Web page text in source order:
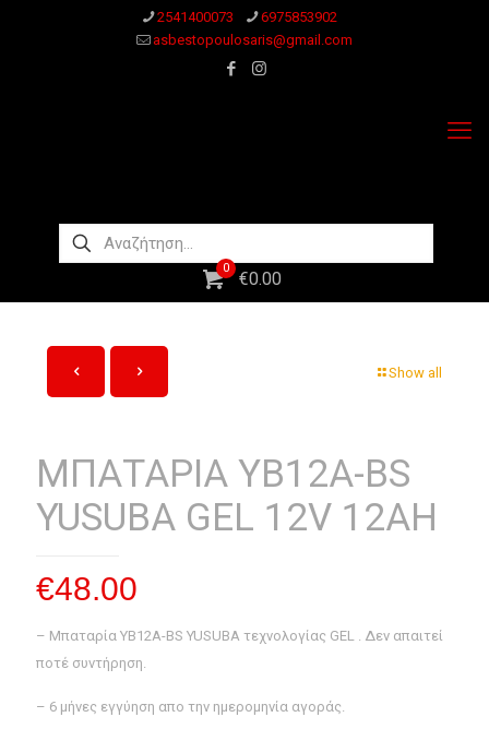
2541400073
6975853902
asbestopoulosaris@gmail.com
0
€0.00
Show all
ΜΠΑΤΑΡΙΑ YB12A-BS
YUSUBA GEL 12V 12AH
€48.00
– Μπαταρία YB12A-BS YUSUBA τεχνολογίας GEL . Δεν απαιτεί
ποτέ συντήρηση.
– 6 μήνες εγγύηση απο την ημερομηνία αγοράς.